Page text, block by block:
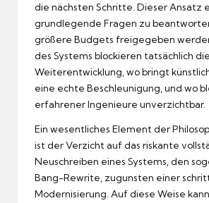
die nächsten Schritte. Dieser Ansatz
grundlegende Fragen zu
größere Budgets freigegeben
des Systems blockieren tatsächlich die
Weiterentwicklung, wo bringt
eine echte Beschleunigung, und wo
erfahrener Ingenieure unverzichtbar.
Ein wesentliches Element der
ist der Verzicht auf das riskante
Neuschreiben eines Systems, den
Bang-Rewrite, zugunsten einer
Modernisierung. Auf diese Weise